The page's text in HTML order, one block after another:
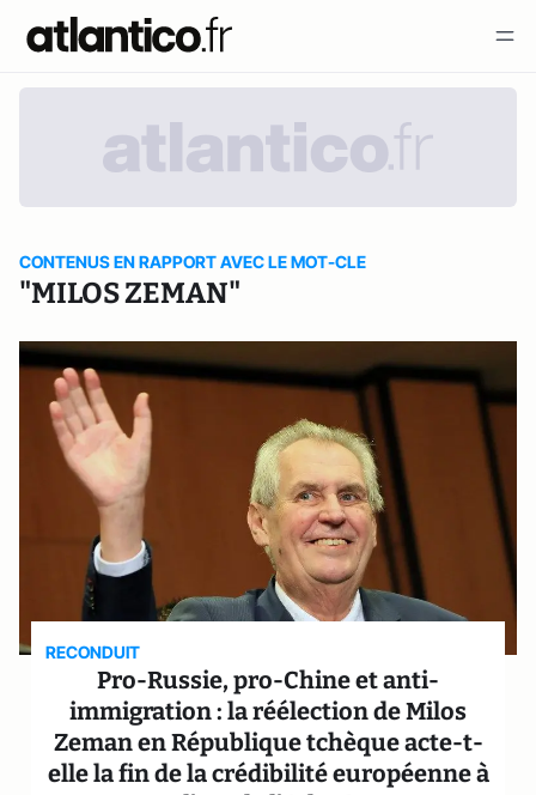
CONTENUS EN RAPPORT AVEC LE MOT-CLE
"MILOS ZEMAN"
RECONDUIT
Pro-Russie, pro-Chine et anti-
immigration : la réélection de Milos
Zeman en République tchèque acte-t-
elle la fin de la crédibilité européenne à